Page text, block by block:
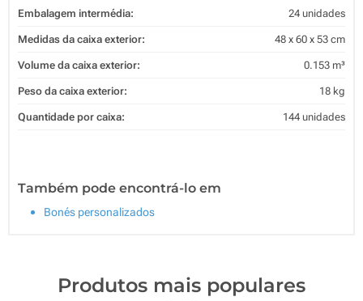
Embalagem intermédia: 24 unidades
Medidas da caixa exterior: 48 x 60 x 53 cm
Volume da caixa exterior: 0.153 m³
Peso da caixa exterior: 18 kg
Quantidade por caixa: 144 unidades
Também pode encontrá-lo em
Bonés personalizados
Produtos mais populares